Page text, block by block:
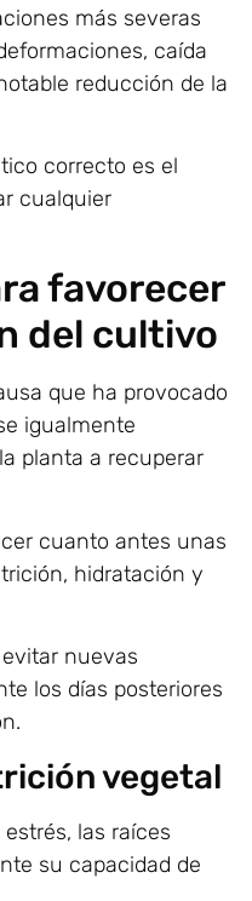
más severas
caída
reducción de la
correcto es el
cualquier
favorecer
del cultivo
que ha provocado
igualmente
planta a recuperar
cuanto antes unas
hidratación y
nuevas
los días posteriores
vegetal
las raíces
su capacidad de